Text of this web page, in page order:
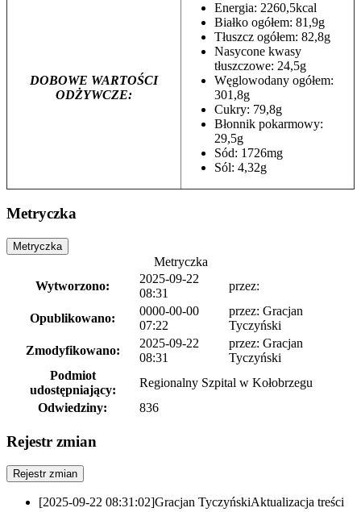
DOBOWE WARTOŚCI
ODŻYWCZE:
Energia: 2260,5kcal
Białko ogółem: 81,9g
Tłuszcz ogółem: 82,8g
Nasycone kwasy
tłuszczowe: 24,5g
Węglowodany ogółem:
301,8g
Cukry: 79,8g
Błonnik pokarmowy:
29,5g
Sód: 1726mg
Sól: 4,32g
Metryczka
Metryczka
Metryczka
Wytworzono:
2025-09-22
08:31
przez:
Opublikowano:
0000-00-00
07:22
przez: Gracjan
Tyczyński
Zmodyfikowano:
2025-09-22
08:31
przez: Gracjan
Tyczyński
Podmiot
udostępniający:
Regionalny Szpital w Kołobrzegu
Odwiedziny:
836
Rejestr zmian
Rejestr zmian
[2025-09-22 08:31:02]Gracjan TyczyńskiAktualizacja treści